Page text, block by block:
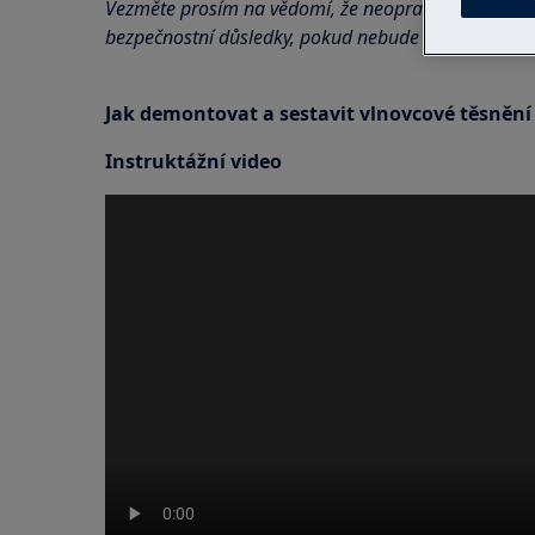
Vezměte prosím na vědomí, že neopravitelná nebo
bezpečnostní důsledky, pokud nebude provedena
Jak demontovat a sestavit vlnovcové těsnění
Instruktážní video